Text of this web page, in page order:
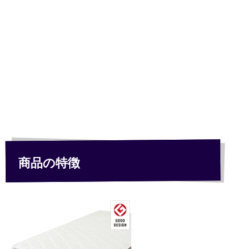
商品の特徴